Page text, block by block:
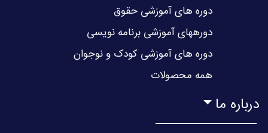
دوره های آموزشی حقوق
دورههای آموزشی برنامه نویسی
دوره های آموزشی کودک و نوجوان
همه محصولات
درباره ما